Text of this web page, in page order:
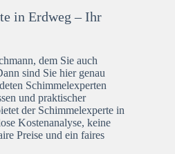
in Erdweg – Ihr
dem Sie auch
sind Sie hier genau
Schimmelexperten
und praktischer
der Schimmelexperte in
Kostenanalyse, keine
Preise und ein faires